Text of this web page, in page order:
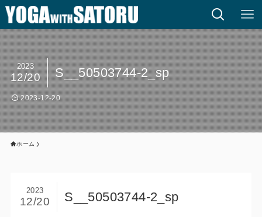
S__50503744-2_sp
2023
12/20
2023-12-20
ホーム
S__50503744-2_sp
2023
12/20